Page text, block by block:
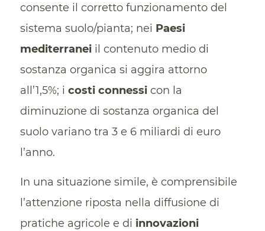
consente il corretto funzionamento del
sistema suolo/pianta; nei Paesi
mediterraneiil contenuto medio di
sostanza organica si aggira attorno
all’1,5%; i costi connessicon la
diminuzione di sostanza organica del
suolo variano tra 3 e 6 miliardi di euro
l’anno.
In una situazione simile, è comprensibile
l’attenzione riposta nella diffusione di
pratiche agricole e di innovazioni